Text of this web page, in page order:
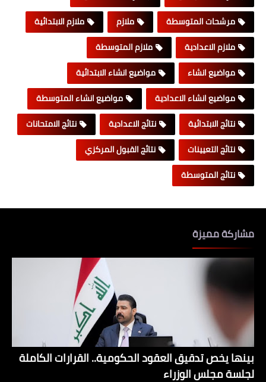
مرشحات المتوسطة
ملازم
ملازم الابتدائية
ملازم الاعدادية
ملازم المتوسطة
مواضيع انشاء
مواضيع انشاء الابتدائية
مواضيع انشاء الاعدادية
مواضيع انشاء المتوسطة
نتائج الابتدائية
نتائج الاعدادية
نتائج الامتحانات
نتائج التعيينات
نتائج القبول المركزي
نتائج المتوسطة
مشاركة مميزة
بينها يخص تدقيق العقود الحكومية.. القرارات الكاملة
لجلسة مجلس الوزراء